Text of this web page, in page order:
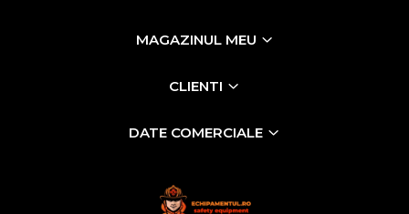
MAGAZINUL MEU
CLIENTI
DATE COMERCIALE